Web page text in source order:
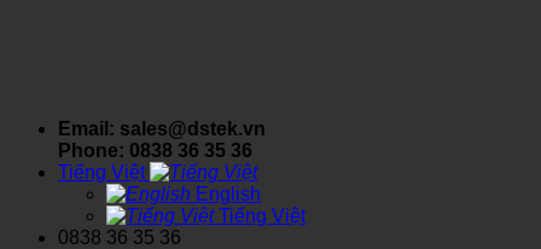
Email: sales@dstek.vn
Phone: 0838 36 35 36
Tiếng Việt
English
Tiếng Việt
0838 36 35 36